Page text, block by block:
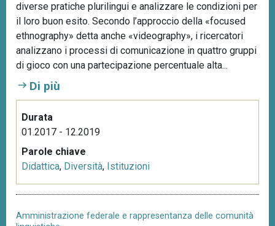
diverse pratiche plurilingui e analizzare le condizioni per
il loro buon esito. Secondo l’approccio della «focused
ethnography» detta anche «videography», i ricercatori
analizzano i processi di comunicazione in quattro gruppi
di gioco con una partecipazione percentuale alta...
Di più
Durata
01.2017 - 12.2019
Parole chiave
Didattica, Diversità, Istituzioni
Amministrazione federale e rappresentanza delle comunità